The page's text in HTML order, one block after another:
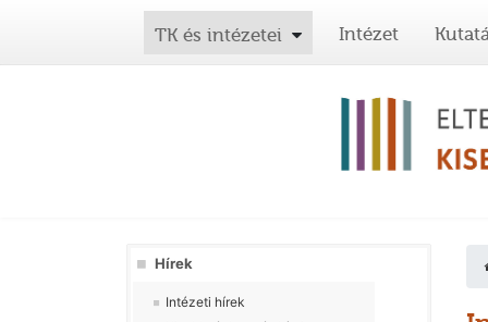
TK és intézetei Intézet
Hírek
Intézeti hírek